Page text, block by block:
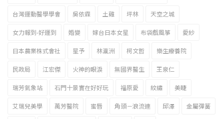
台灣運動醫學學會 吳依霖 土雞 坪林 天空之城
女力報到-好運到 婚變 嫁台日本女星 布袋戲風箏 愛紗
日本農業株式會社 星予 林瀛洲 柯文哲 樂生療養院
民政局 江宏傑 火神的眼淚 無國界醫生 王泉仁
瑞芳氣象站 石門十景實在好好玩 福原愛 紋繡 美睫
艾瑞兒美學 萬芳醫院 蜜唇 角頭－浪流連 邱澤 金屬彈簧